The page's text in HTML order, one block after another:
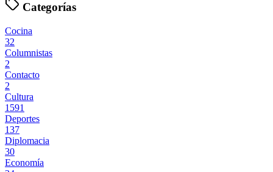
Categorías
Cocina
32
Columnistas
2
Contacto
2
Cultura
1591
Deportes
137
Diplomacia
30
Economía